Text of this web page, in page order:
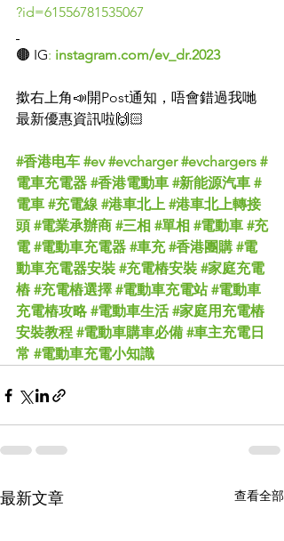
?id=61556781535067
🟤 IG: instagram.com/ev_dr.2023
撳右上角📣開Post通知，唔會錯過我哋
最新優惠資訊啦🙌🏻
#香港电车 #ev #evcharger #evchargers #
電車充電器 #香港電動車 #新能源汽車 #
電車 #充電線 #港車北上 #港車北上轉接
頭 #電業承辦商 #三相 #單相 #電動車 #充
電 #電動車充電器 #車充 #香港團購 #電
動車充電器安裝 #充電樁安裝 #家庭充電
樁 #充電樁選擇 #電動車充電站 #電動車
充電樁攻略 #電動車生活 #家庭用充電樁
安裝教程 #電動車購車必備 #車主充電日
常 #電動車充電小知識
最新文章 查看全部